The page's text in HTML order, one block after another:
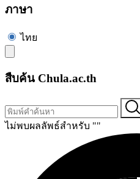
ภาษา
ไทย
สืบค้น Chula.ac.th
ไม่พบผลลัพธ์สำหรับ ""